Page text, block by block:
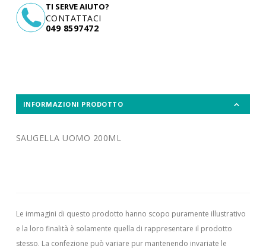
TI SERVE AIUTO?
CONTATTACI
049 8597472
INFORMAZIONI PRODOTTO
SAUGELLA UOMO 200ML
Le immagini di questo prodotto hanno scopo puramente illustrativo
e la loro finalità è solamente quella di rappresentare il prodotto
stesso. La confezione può variare pur mantenendo invariate le